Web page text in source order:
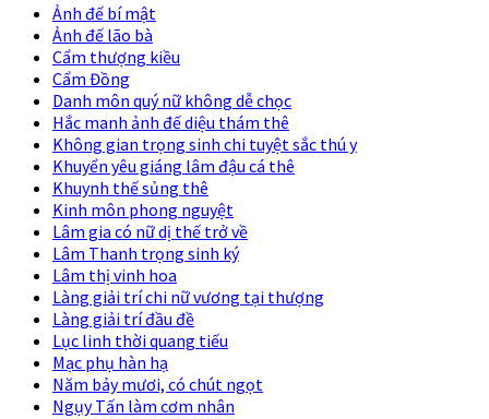
Ảnh đế bí mật
Ảnh đế lão bà
Cẩm thượng kiều
Cẩm Đồng
Danh môn quý nữ không dễ chọc
Hắc manh ảnh đế diệu thám thê
Không gian trọng sinh chi tuyệt sắc thú y
Khuyển yêu giáng lâm đậu cá thê
Khuynh thế sủng thê
Kinh môn phong nguyệt
Lâm gia có nữ dị thế trở về
Lâm Thanh trọng sinh ký
Lâm thị vinh hoa
Làng giải trí chi nữ vương tại thượng
Làng giải trí đầu đề
Lục linh thời quang tiếu
Mạc phụ hàn hạ
Năm bảy mươi, có chút ngọt
Ngụy Tấn làm cơm nhân